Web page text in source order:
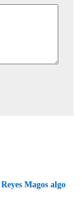
Magos algo